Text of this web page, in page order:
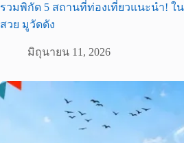
รวมพิกัด 5 สถานที่ท่องเที่ยวแนะนำ! ใ
สวย มูวัดดัง
มิถุนายน 11, 2026